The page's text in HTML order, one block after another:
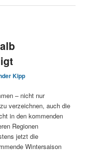
Kipp
– nicht nur
verzeichnen, auch die
in den kommenden
Regionen
jetzt die
Wintersaison